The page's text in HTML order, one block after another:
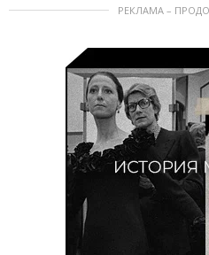
РЕКЛАМА –